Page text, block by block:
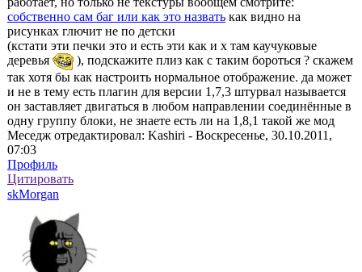
собственно сам баг или как это назвать как видно на
рисунках глючит не по детски
(кстати эти печки это и есть эти как и х там каучуковые
деревья
), подскажите плиз как с таким бороться ? скажем
так хотя бы как настроить нормальное отображение. да может
и не в тему есть плагин для версии 1,7,3 штурвал называется
он заставляет двигаться в любом направлении соединённые в
одну группу блоки, не знаете есть ли на 1,8,1 такой же мод
Меседж отредактировал: Kashiri - Воскресенье, 30.10.2011,
07:03
Профиль
Цитировать
skMorgan